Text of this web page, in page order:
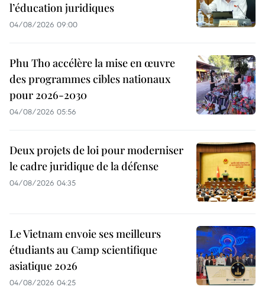
l’éducation juridiques
04/08/2026 09:00
Phu Tho accélère la mise en œuvre
des programmes cibles nationaux
pour 2026-2030
04/08/2026 05:56
Deux projets de loi pour moderniser
le cadre juridique de la défense
04/08/2026 04:35
Le Vietnam envoie ses meilleurs
étudiants au Camp scientifique
asiatique 2026
04/08/2026 04:25